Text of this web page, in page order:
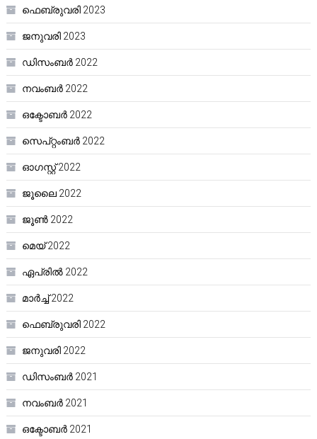
ഫെബ്രുവരി 2023
ജനുവരി 2023
ഡിസംബർ 2022
നവംബർ 2022
ഒക്ടോബർ 2022
സെപ്റ്റംബർ 2022
ഓഗസ്റ്റ്‌ 2022
ജൂലൈ 2022
ജൂൺ 2022
മെയ്‌ 2022
ഏപ്രിൽ 2022
മാർച്ച്‌ 2022
ഫെബ്രുവരി 2022
ജനുവരി 2022
ഡിസംബർ 2021
നവംബർ 2021
ഒക്ടോബർ 2021